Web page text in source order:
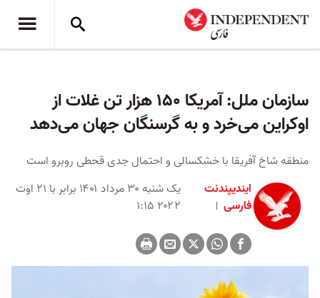
سازمان ملل: آمریکا ۱۵۰ هزار تن غلات از
اوکراین می‌خرد و به گرسنگان جهان می‌دهد
منطقه شاخ آفریقا با خشکسالی و احتمال جدی قحطی روبرو است
ایندیپندنت
فارسی
یک شنبه ۳۰ مرداد ۱۴۰۱ برابر با ۲۱ اوت
۲۰۲۲ ۱:۱۵